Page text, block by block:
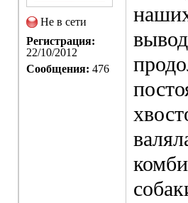
Не в сети
Регистрация:
22/10/2012
Сообщения: 476